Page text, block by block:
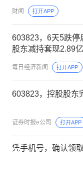
财闻 打开APP
603823，6天5跌停
股东减持套现2.89
每日经济新闻 打开APP
603823，控股股东
证券时报e公司 打开APP
凭手机号，确认领取